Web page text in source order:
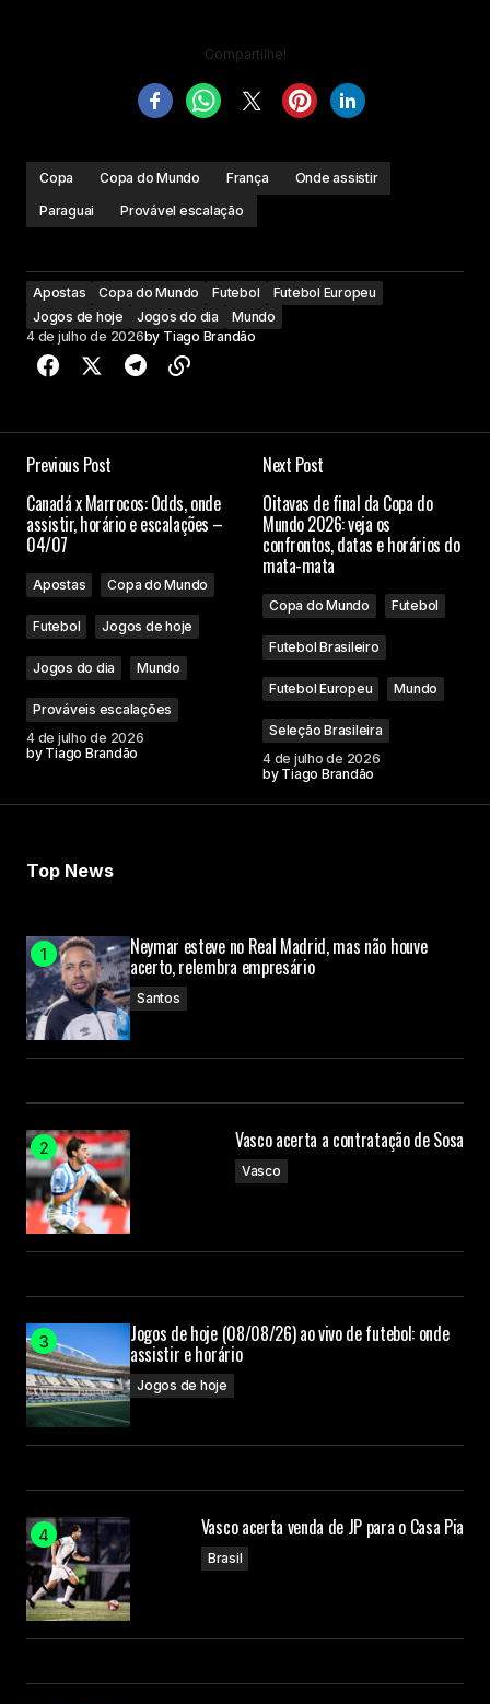
Compartilhe!
Copa Copa do Mundo França
Onde assistir
Paraguai
Provável escalação
Apostas Copa do Mundo Futebol
Futebol Europeu
Jogos de hoje
Jogos do dia
Mundo
4 de julho de 2026by Tiago Brandão
Previous Post
Canadá x Marrocos: Odds, onde
assistir, horário e escalações –
04/07
Apostas Copa do Mundo
Futebol Jogos de hoje
Jogos do dia Mundo
Prováveis escalações
4 de julho de 2026
by Tiago Brandão
Next Post
Oitavas de final da Copa do
Mundo 2026: veja os
confrontos, datas e horários do
mata-mata
Copa do Mundo Futebol
Futebol Brasileiro
Futebol Europeu Mundo
Seleção Brasileira
4 de julho de 2026
by Tiago Brandão
Top News
Neymar esteve no Real Madrid, mas não houve
acerto, relembra empresário
Santos
Vasco acerta a contratação de Sosa
Vasco
Jogos de hoje (08/08/26) ao vivo de futebol: onde
assistir e horário
Jogos de hoje
Vasco acerta venda de JP para o Casa Pia
Brasil